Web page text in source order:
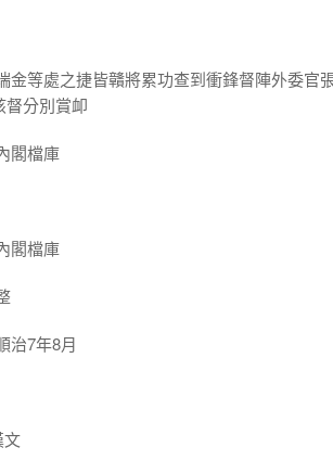
金等處之捷皆贛將累功查到衝鋒督陣外委官
督分別賞卹
閣檔庫
閣檔庫
治7年8月
文